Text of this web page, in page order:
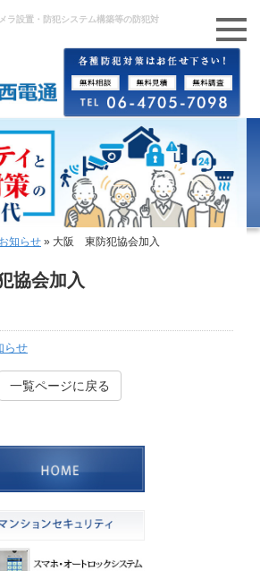
設置・防犯システム構築等の防犯対
お知らせ » 大阪 東防犯協会加入
協会加入
らせ
一覧ページに戻る